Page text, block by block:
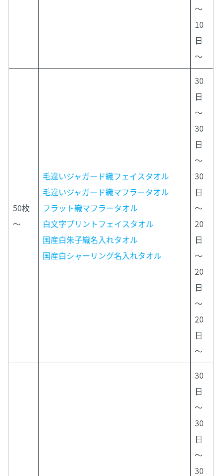
～
10
日
～
50枚
～
毛違いジャガード織フェイスタオル
毛違いジャガード織マフラータオル
フラット織マフラータオル
白文字プリントフェイスタオル
国産白朱子織名入れタオル
国産白シャーリング名入れタオル
30
日
～
30
日
～
30
日
～
20
日
～
20
日
～
20
日
～
30
日
～
30
日
～
30